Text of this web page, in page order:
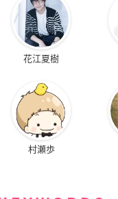
花江夏樹
村瀬歩